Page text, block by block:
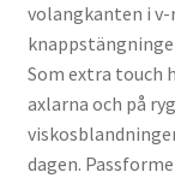
volangkanten i
Som extra touch
axlarna och på
dagen.